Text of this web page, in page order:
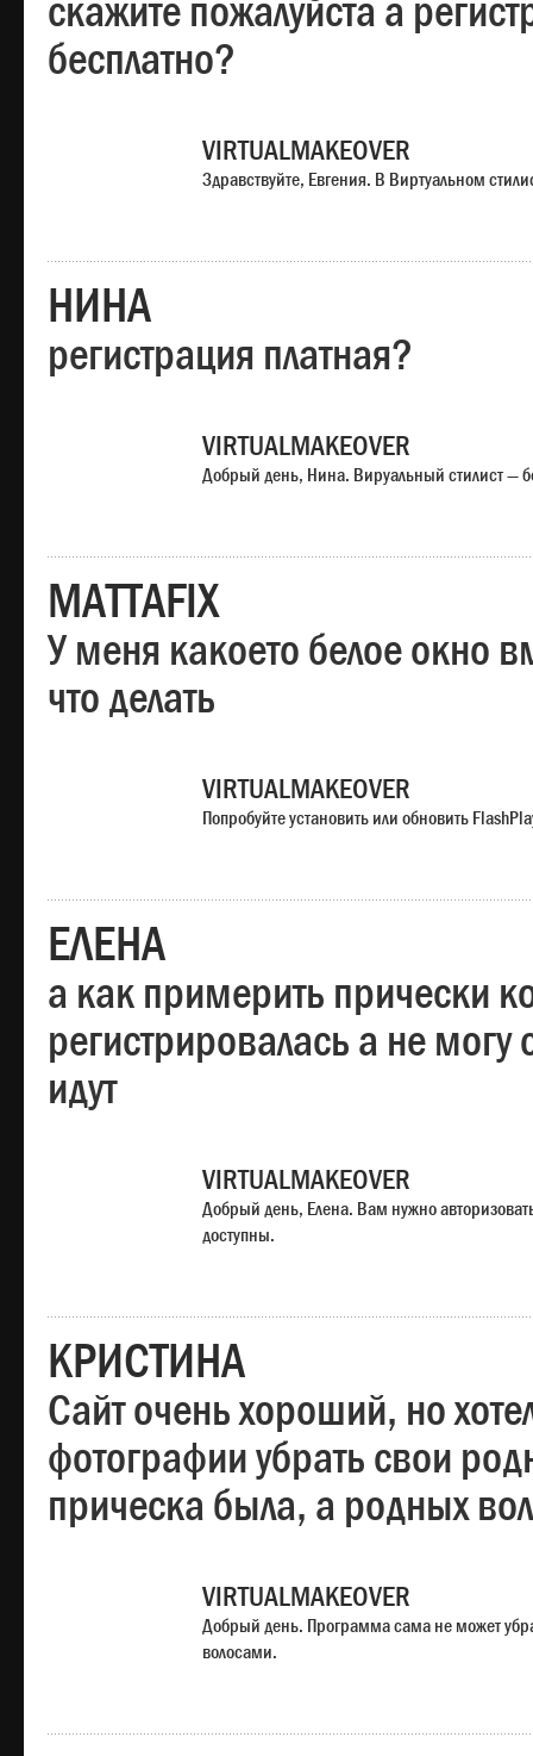
скажите пожалуйста а
бесплатно?
VIRTUALMAKEOVER
Здравствуйте, Евгения. В Виртуальном
НИНА
регистрация платная?
VIRTUALMAKEOVER
Добрый день, Нина. Вируальный стилист —
MATTAFIX
У меня какоето белое окно
что делать
VIRTUALMAKEOVER
Попробуйте установить или обновить
ЕЛЕНА
а как примерить прически
регистрировалась а не
идут
VIRTUALMAKEOVER
Добрый день, Елена. Вам нужно
доступны.
КРИСТИНА
Сайт очень хороший, но
фотографии убрать свои
прическа была, а родных
VIRTUALMAKEOVER
Добрый день. Программа сама не может
волосами.